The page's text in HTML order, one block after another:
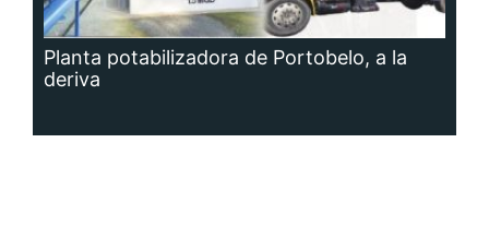
Planta potabilizadora de Portobelo, a la
deriva